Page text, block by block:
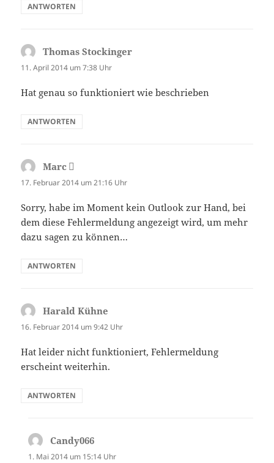
ANTWORTEN
Thomas Stockinger
11. April 2014 um 7:38 Uhr
Hat genau so funktioniert wie beschrieben
ANTWORTEN
Marc sagt:
17. Februar 2014 um 21:16 Uhr
Sorry, habe im Moment kein Outlook zur Hand, bei
dem diese Fehlermeldung angezeigt wird, um mehr
dazu sagen zu können…
ANTWORTEN
Harald Kühne
16. Februar 2014 um 9:42 Uhr
Hat leider nicht funktioniert, Fehlermeldung
erscheint weiterhin.
ANTWORTEN
Candy066
1. Mai 2014 um 15:14 Uhr